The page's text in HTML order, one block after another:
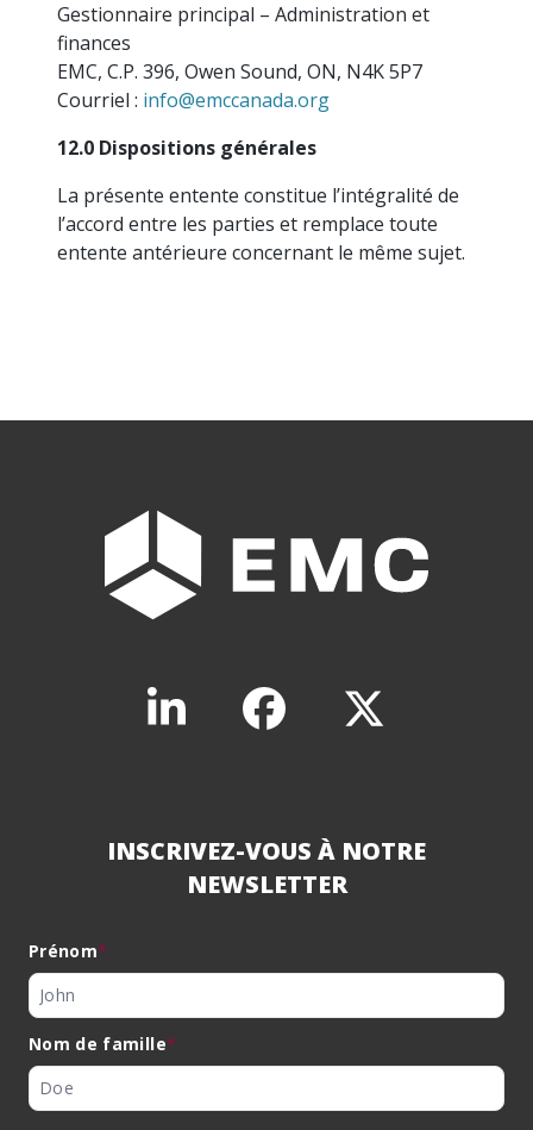
Gestionnaire principal – Administration et
finances
EMC, C.P. 396, Owen Sound, ON, N4K 5P7
Courriel : info@emccanada.org
12.0 Dispositions générales
La présente entente constitue l’intégralité de
l’accord entre les parties et remplace toute
entente antérieure concernant le même sujet.
INSCRIVEZ-VOUS À NOTRE
NEWSLETTER
Prénom*
Nom de famille*